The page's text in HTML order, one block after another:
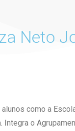
Neto
como a
o